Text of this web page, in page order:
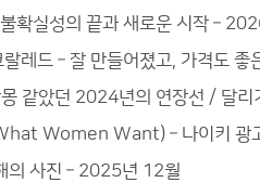
확실성의 끝과 새로운 시작 –
레드 – 잘 만들어졌고, 가격도 좋
같았던 2024년의 연장선 / 달
Women Want) – 나이키
의 사진 – 2025년 12월